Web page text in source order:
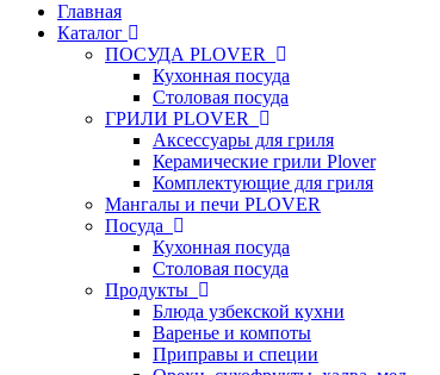
Главная
Каталог
ПОСУДА PLOVER
Кухонная посуда
Столовая посуда
ГРИЛИ PLOVER
Аксессуары для гриля
Керамические грили Plover
Комплектующие для гриля
Мангалы и печи PLOVER
Посуда
Кухонная посуда
Столовая посуда
Продукты
Блюда узбекской кухни
Варенье и компоты
Приправы и специи